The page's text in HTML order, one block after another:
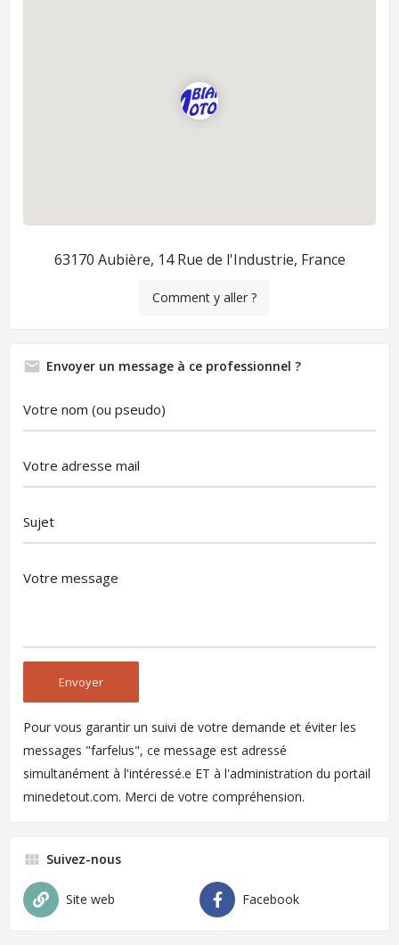
63170 Aubière, 14 Rue de l'Industrie, France
Comment y aller ?
Envoyer un message à ce professionnel ?
Pour vous garantir un suivi de votre demande et éviter les
messages "farfelus", ce message est adressé
simultanément à l'intéressé.e ET à l'administration du portail
minedetout.com. Merci de votre compréhension.
Suivez-nous
Site web Facebook